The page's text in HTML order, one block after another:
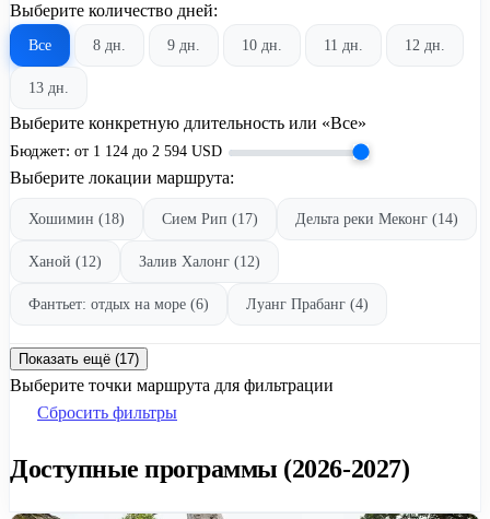
программ до авторских комбинированных туров. Выберите
свой путь: от Ангкор-Вата до горных деревень Лаоса, от
улочек Ханоя до дельты Меконга.
Групповые туры во Вьетнам-Лаос-Камбоджу.
Индивидуальные туры во Вьетнам-Лаос-Камбоджу.
Выберите количество дней:
Все 8 дн. 9 дн. 10 дн. 11 дн. 12 дн.
13 дн.
Выберите конкретную длительность или «Все»
Бюджет: от 1 124 до 2 594 USD
Выберите локации маршрута:
Хошимин (18) Сием Рип (17) Дельта реки Меконг (14)
Ханой (12) Залив Халонг (12)
Фантьет: отдых на море (6) Луанг Прабанг (4)
Показать ещё (17)
Выберите точки маршрута для фильтрации
Сбросить фильтры
Доступные программы (2026-2027)